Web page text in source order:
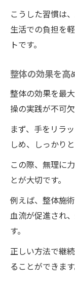
こうした習慣は
生活での負担を
トです。
整体の効果を高
整体の効果を最
操の実践が不可欠
まず、手をリラ
しめ、しっかり
この際、無理に
とが大切です。
例えば、整体施
血流が促進され
す。
正しい方法で継
ることができます